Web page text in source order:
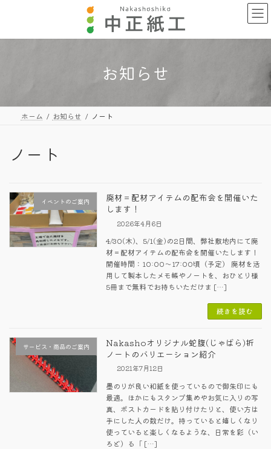
ン
ー
お知らせ
ホーム お知らせ ノート
ノート
イベントのご案内
廃材＝配材アイテムの配布会を開催いた
します！
2026年4月6日
4/30(木)、5/1(金)の2日間、弊社敷地内にて廃
材＝配材アイテムの配布会を開催いたします！
開催時間：10:00～17:00頃（予定） 廃材を活
用して製本したメモ帳やノートを、おひとり様
5冊まで無料でお持ちいただけま […]
続きを読む
サービス・商品のご案内
Nakashoオリジナル蛇腹(じゃばら)折
ノートのバリエーション紹介
2021年7月12日
墨のりが良い和紙を使っているので御朱印にも
最適。ほかにもスタンプ集めやお気に入りの写
真、ポストカードを貼り付けたりと、使い方は
手にした人の数だけ。持っていると嬉しくなり
使っていると楽しくなるような、日常を彩（い
ろど）る「 […]